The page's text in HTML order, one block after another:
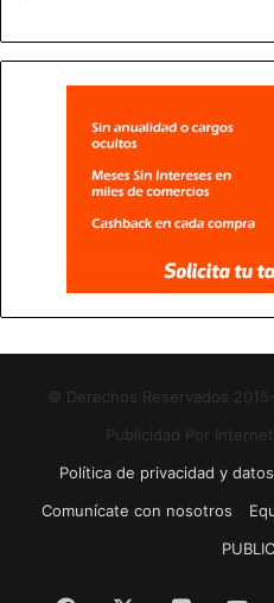
© Derechos Reservados
Publicidad Por
Política de privacidad y
Comunícate con nosotros